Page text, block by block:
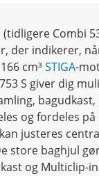
(tidligere Combi
der indikerer,
cm³ STIGA-
S giver dig
bagudkast,
og fordeles på
justeres
store baghjul
og Multiclip-